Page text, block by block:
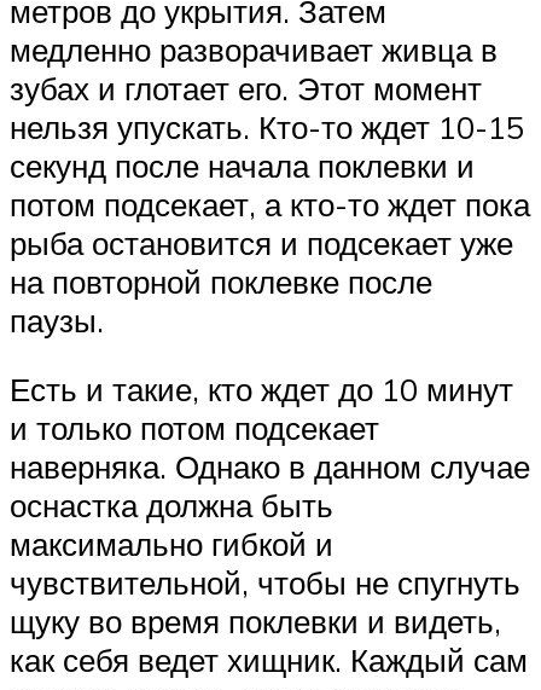
метров до укрытия. Затем
медленно разворачивает живца в
зубах и глотает его. Этот момент
нельзя упускать. Кто-то ждет 10-15
секунд после начала поклевки и
потом подсекает, а кто-то ждет пока
рыба остановится и подсекает уже
на повторной поклевке после
паузы.
Есть и такие, кто ждет до 10 минут
и только потом подсекает
наверняка. Однако в данном случае
оснастка должна быть
максимально гибкой и
чувствительной, чтобы не спугнуть
щуку во время поклевки и видеть,
как себя ведет хищник. Каждый сам